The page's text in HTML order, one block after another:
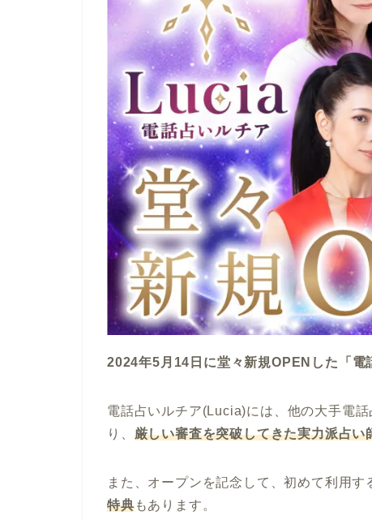
2024年5月14日に堂々新規OPENした「電
電話占いルチア(Lucia)には、他の大手電
り、 厳しい審査を突破してきた実力派占
また、オープンを記念して、初めて利用す
特典もあります。